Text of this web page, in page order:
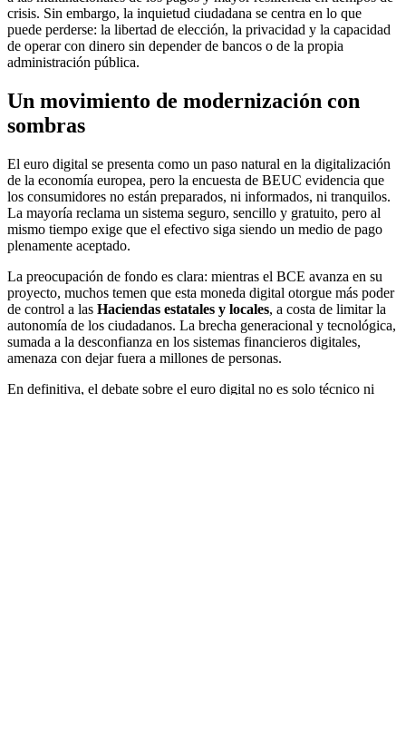
crisis. Sin embargo, la inquietud ciudadana se centra en lo que
puede perderse: la libertad de elección, la privacidad y la capacidad
de operar con dinero sin depender de bancos o de la propia
administración pública.
Un movimiento de modernización con
sombras
El euro digital se presenta como un paso natural en la digitalización
de la economía europea, pero la encuesta de BEUC evidencia que
los consumidores no están preparados, ni informados, ni tranquilos.
La mayoría reclama un sistema seguro, sencillo y gratuito, pero al
mismo tiempo exige que el efectivo siga siendo un medio de pago
plenamente aceptado.
La preocupación de fondo es clara: mientras el BCE avanza en su
proyecto, muchos temen que esta moneda digital otorgue más poder
de control a las Haciendas estatales y locales, a costa de limitar la
autonomía de los ciudadanos. La brecha generacional y tecnológica,
sumada a la desconfianza en los sistemas financieros digitales,
amenaza con dejar fuera a millones de personas.
En definitiva, el debate sobre el euro digital no es solo técnico ni